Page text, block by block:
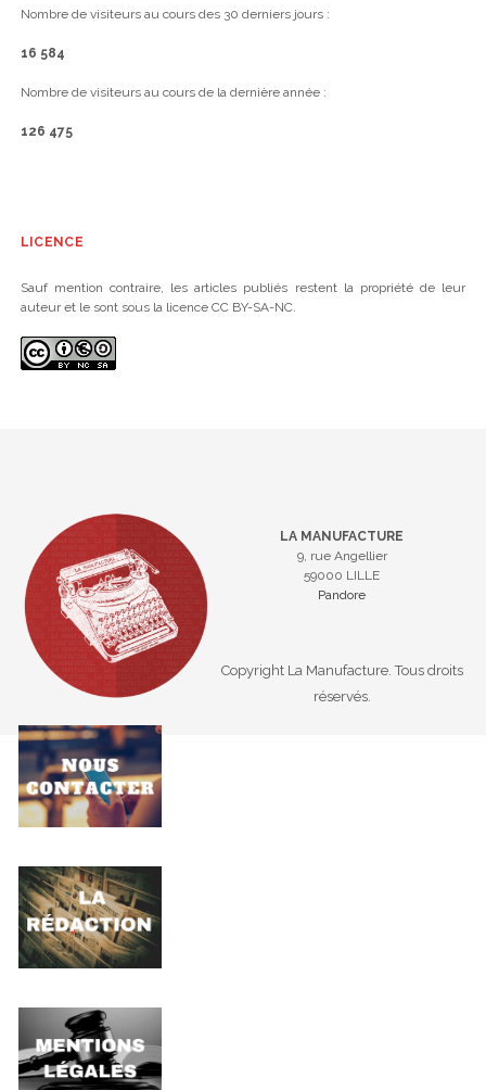
Nombre de visiteurs au cours des 30 derniers jours :
16 584
Nombre de visiteurs au cours de la dernière année :
126 475
LICENCE
Sauf mention contraire, les articles publiés restent la propriété de leur
auteur et le sont sous la licence CC BY-SA-NC.
LA MANUFACTURE
9, rue Angellier
59000 LILLE
Pandore
Copyright La Manufacture. Tous droits
réservés.